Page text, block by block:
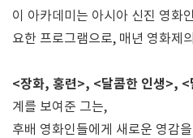
이 아카데미는 아시아 신진 영화
요한 프로그램으로, 매년 영화제
<장화, 홍련>, <달콤한 인생>, <
계를 보여준 그는,
후배 영화인들에게 새로운 영감